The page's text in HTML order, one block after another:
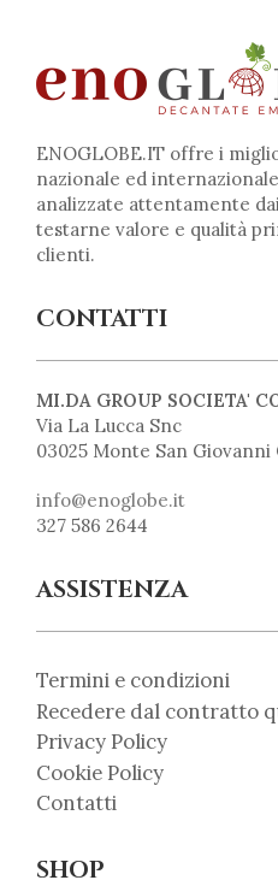
ENOGLOBE.IT offre i
nazionale ed
analizzate attentamente
testarne valore e qualità
clienti.
CONTATTI
MI.DA GROUP SOCIETA'
Via La Lucca Snc
03025 Monte San Giovanni
info@enoglobe.it
327 586 2644
ASSISTENZA
Termini e condizioni
Recedere dal contratto
Privacy Policy
Cookie Policy
Contatti
SHOP